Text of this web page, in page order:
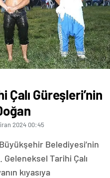
Çalı Güreşleri’nin
2024 00:45
Belediyesi’nin
Tarihi Çalı
kıyasıya